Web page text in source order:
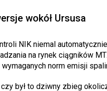
wokół Ursusa
NIK niemal
na rynek ciągników
wymaganych norm emisji
był to dziwny zbieg